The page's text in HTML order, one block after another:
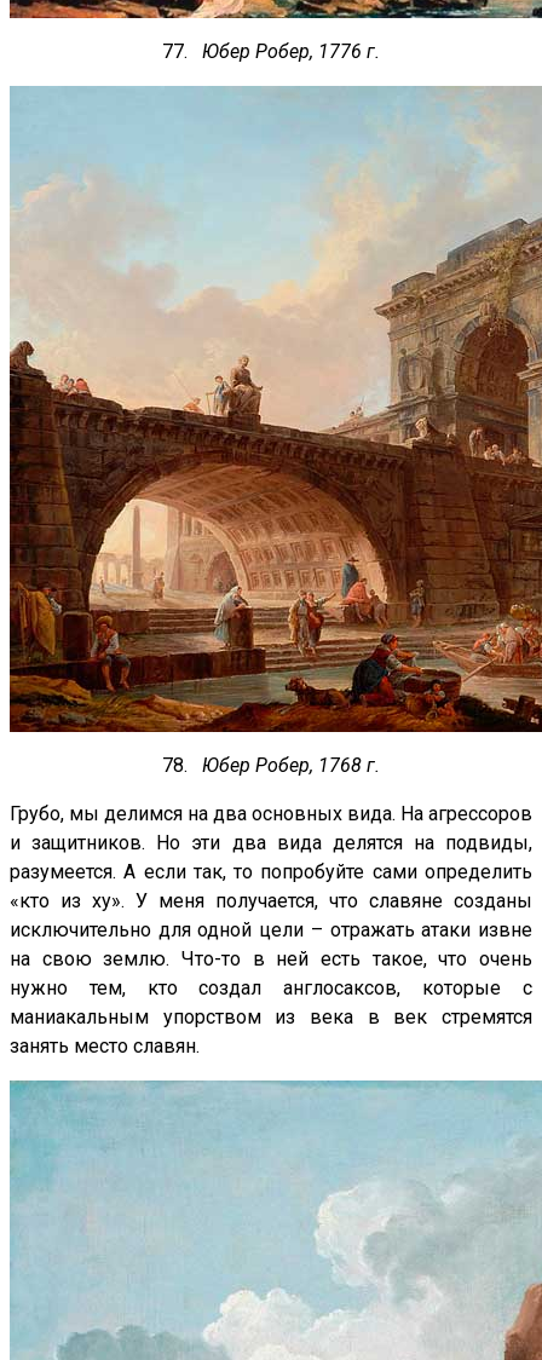
77. Юбер Робер, 1776 г.
78. Юбер Робер, 1768 г.
Грубо, мы делимся на два основных вида. На агрессоров
и защитников. Но эти два вида делятся на подвиды,
разумеется. А если так, то попробуйте сами определить
«кто из ху». У меня получается, что славяне созданы
исключительно для одной цели – отражать атаки извне
на свою землю. Что-то в ней есть такое, что очень
нужно тем, кто создал англосаксов, которые с
маниакальным упорством из века в век стремятся
занять место славян.